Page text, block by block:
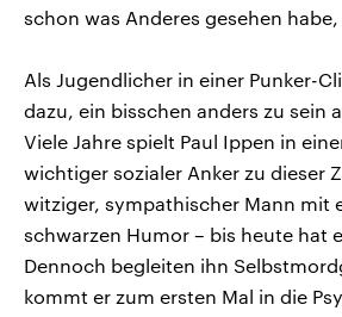
schon was Anderes gesehen habe,
Als Jugendlicher in einer Punker-
dazu, ein bisschen anders zu sein
Viele Jahre spielt Paul Ippen in
wichtiger sozialer Anker zu dieser
witziger, sympathischer Mann mit
schwarzen Humor – bis heute hat
Dennoch begleiten ihn
kommt er zum ersten Mal in die